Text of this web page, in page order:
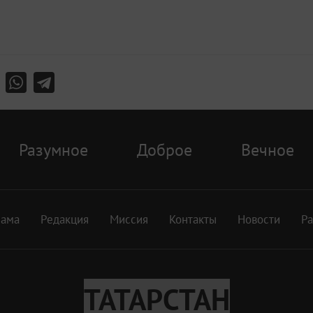
Разумное Доброе Вечное
Редакция Миссия Контакты Новости
ТАТАРСТАН